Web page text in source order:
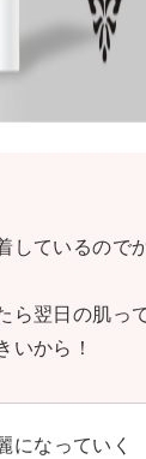
しているので
ら翌日の肌っ
いから！
になっていく